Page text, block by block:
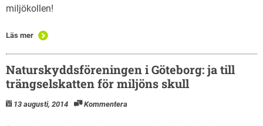
miljökollen!
Läs mer
Naturskyddsföreningen i Göteborg: ja till
trängselskatten för miljöns skull
13 augusti, 2014 Kommentera